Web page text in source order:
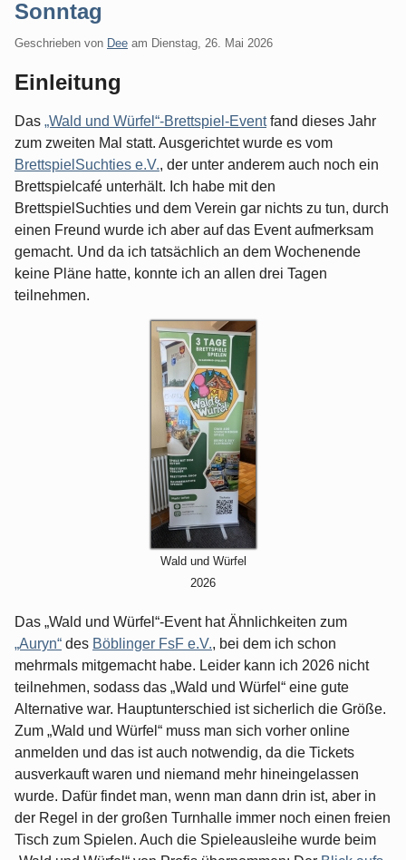
Sonntag
Geschrieben von Dee am Dienstag, 26. Mai 2026
Einleitung
Das „Wald und Würfel“-Brettspiel-Eventfand dieses Jahr
zum zweiten Mal statt. Ausgerichtet wurde es vom
BrettspielSuchties e.V., der unter anderem auch noch ein
Brettspielcafé unterhält. Ich habe mit den
BrettspielSuchties und dem Verein gar nichts zu tun, durch
einen Freund wurde ich aber auf das Event aufmerksam
gemacht. Und da ich tatsächlich an dem Wochenende
keine Pläne hatte, konnte ich an allen drei Tagen
teilnehmen.
Wald und Würfel
2026
Das „Wald und Würfel“-Event hat Ähnlichkeiten zum
„Auryn“ des Böblinger FsF e.V., bei dem ich schon
mehrmals mitgemacht habe. Leider kann ich 2026 nicht
teilnehmen, sodass das „Wald und Würfel“ eine gute
Alternative war. Hauptunterschied ist sicherlich die Größe.
Zum „Wald und Würfel“ muss man sich vorher online
anmelden und das ist auch notwendig, da die Tickets
ausverkauft waren und niemand mehr hineingelassen
wurde. Dafür findet man, wenn man dann drin ist, aber in
der Regel in der großen Turnhalle immer noch einen freien
Tisch zum Spielen. Auch die Spieleausleihe wurde beim